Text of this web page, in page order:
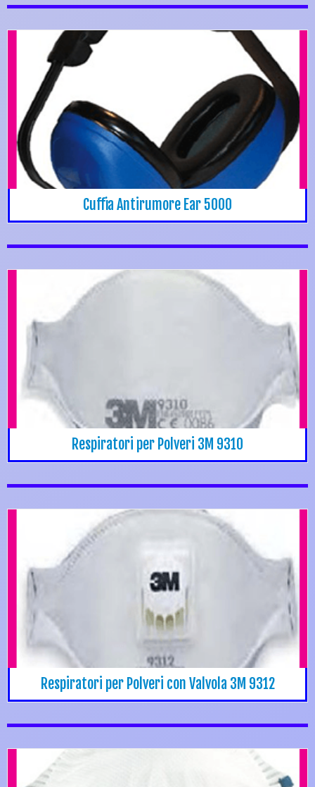
Cuffia Antirumore Ear 5000
Respiratori per Polveri 3M 9310
Respiratori per Polveri con Valvola 3M 9312